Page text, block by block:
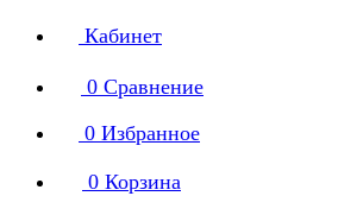
Кабинет
0 Сравнение
0 Избранное
0 Корзина